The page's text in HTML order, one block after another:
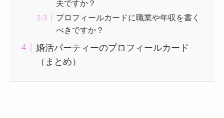
夫ですか？
プロフィールカードに職業や年収を書く
べきですか？
婚活パーティーのプロフィールカード
（まとめ）